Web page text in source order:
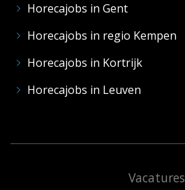
Horecajobs in Gent
Horecajobs in regio Kempen
Horecajobs in Kortrijk
Horecajobs in Leuven
Vacatures